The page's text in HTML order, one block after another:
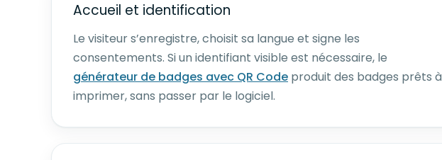
Accueil et identification
Le visiteur s’enregistre, choisit sa langue et signe les
consentements. Si un identifiant visible est nécessaire, le
générateur de badges avec QR Code produit des badges prêts à
imprimer, sans passer par le logiciel.